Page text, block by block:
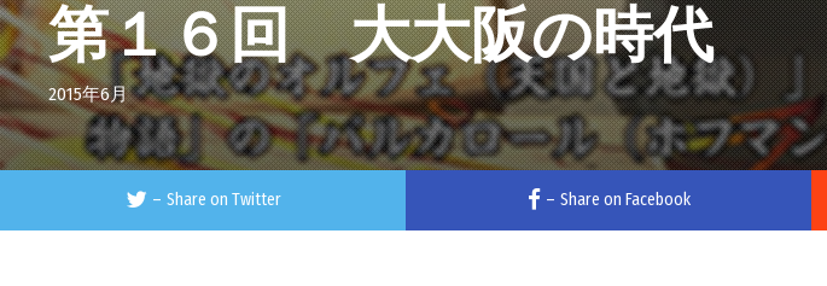
第１６回 大大阪の時代
2015年6月
– Share on Twitter – Share on Facebook